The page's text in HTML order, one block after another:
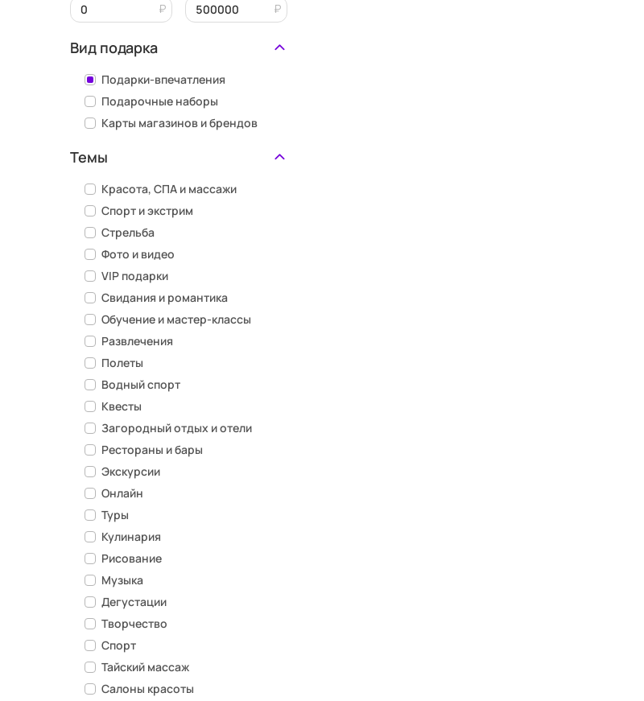
Вид подарка
Подарки-впечатления
Подарочные наборы
Карты магазинов и брендов
Темы
Красота, СПА и массажи
Спорт и экстрим
Стрельба
Фото и видео
VIP подарки
Свидания и романтика
Обучение и мастер-классы
Развлечения
Полеты
Водный спорт
Квесты
Загородный отдых и отели
Рестораны и бары
Экскурсии
Онлайн
Туры
Кулинария
Рисование
Музыка
Дегустации
Творчество
Спорт
Тайский массаж
Салоны красоты